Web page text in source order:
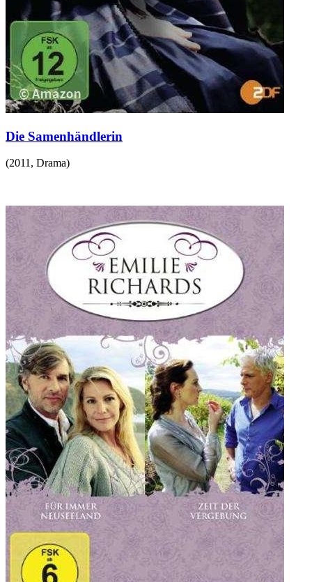
Die Samenhändlerin
(2011 , Drama)